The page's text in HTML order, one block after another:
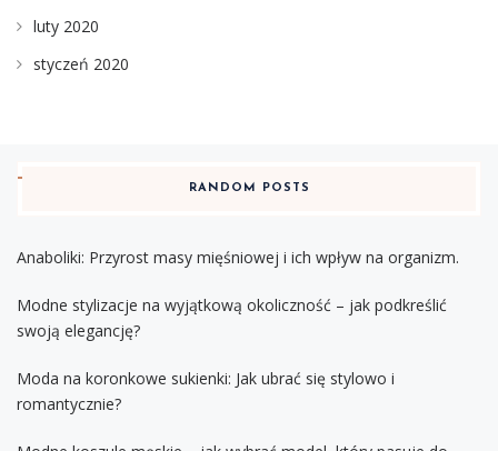
luty 2020
styczeń 2020
RANDOM POSTS
Anaboliki: Przyrost masy mięśniowej i ich wpływ na organizm.
Modne stylizacje na wyjątkową okoliczność – jak podkreślić
swoją elegancję?
Moda na koronkowe sukienki: Jak ubrać się stylowo i
romantycznie?